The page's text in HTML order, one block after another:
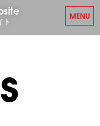
MENU
ト